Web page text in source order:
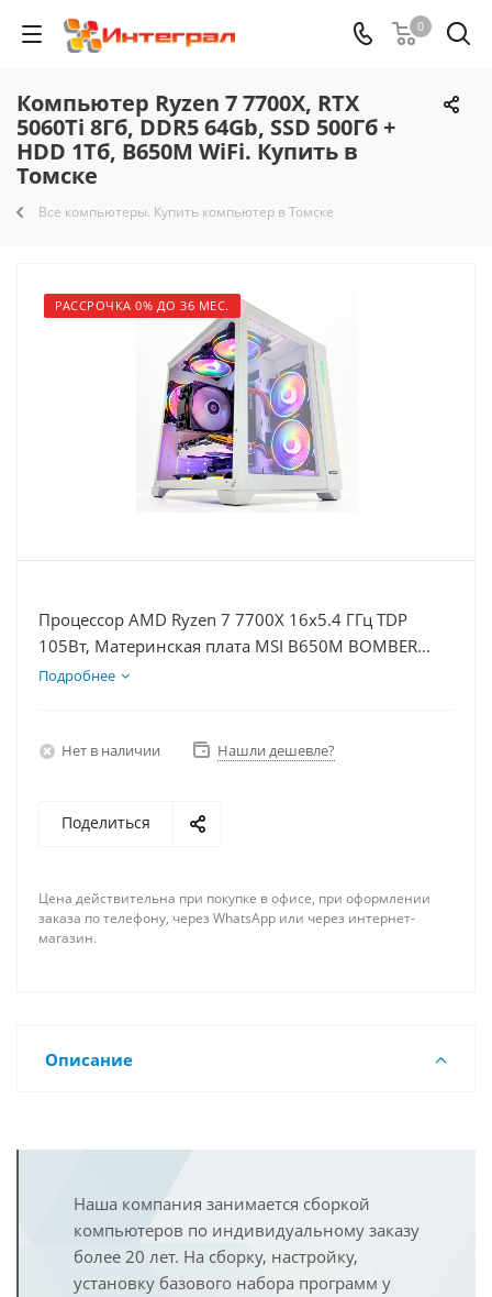
0
Компьютер Ryzen 7 7700X, RTX
5060Ti 8Гб, DDR5 64Gb, SSD 500Гб +
HDD 1Тб, B650M WiFi. Купить в
Томске
Все компьютеры. Купить компьютер в Томске
РАССРОЧКА 0% ДО 36 МЕС.
Процессор AMD Ryzen 7 7700X 16x5.4 ГГц TDP
105Вт, Материнская плата MSI B650M BOMBER
WIFI, Видеокарта RTX 5060Ti 8Гб, Память
Подробнее
Нет в наличии Нашли дешевле?
Поделиться
Цена действительна при покупке в офисе, при оформлении
заказа по телефону, через WhatsApp или через интернет-
магазин.
Описание
Наша компания занимается сборкой
компьютеров по индивидуальному заказу
более 20 лет. На сборку, настройку,
установку базового набора программ у